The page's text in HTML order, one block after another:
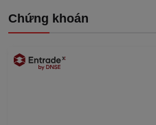
Chứng khoán